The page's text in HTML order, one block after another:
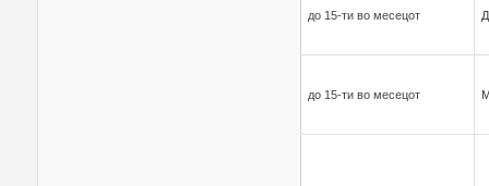
до 15-ти во месецот
до 15-ти во месецот